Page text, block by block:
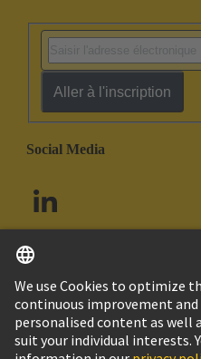
Aller à l'inscription
Social Media
Canada Français